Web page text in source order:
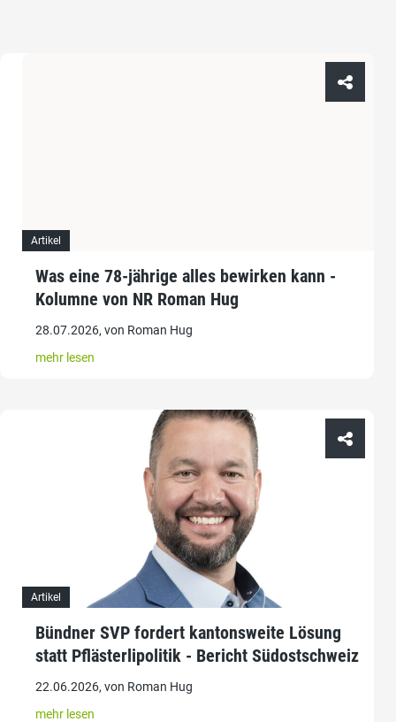
Artikel
Was eine 78-jährige alles bewirken kann -
Kolumne von NR Roman Hug
28.07.2026, von Roman Hug
mehr lesen
Artikel
Bündner SVP fordert kantonsweite Lösung
statt Pflästerlipolitik - Bericht Südostschweiz
22.06.2026, von Roman Hug
mehr lesen